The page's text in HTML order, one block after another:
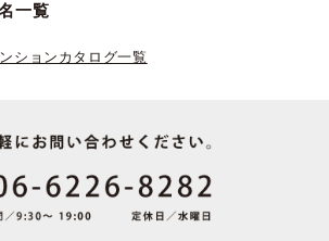
一覧
ションカタログ一覧